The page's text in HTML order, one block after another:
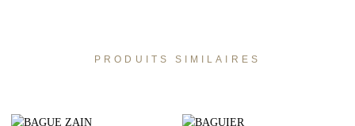
PRODUITS SIMILAIRES